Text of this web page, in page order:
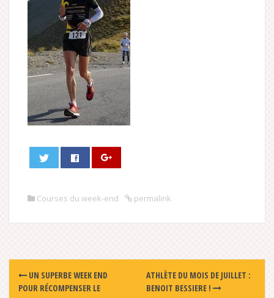
Courses du week-end permalink
Post
UN SUPERBE WEEK END
POUR RÉCOMPENSER LE
ATHLÈTE DU MOIS DE JUILLET :
BENOIT BESSIERE !